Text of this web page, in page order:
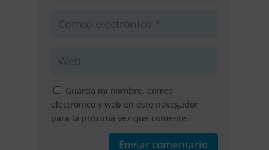
Guarda mi nombre, correo
electrónico y web en este navegador
para la próxima vez que comente.
Enviar comentario